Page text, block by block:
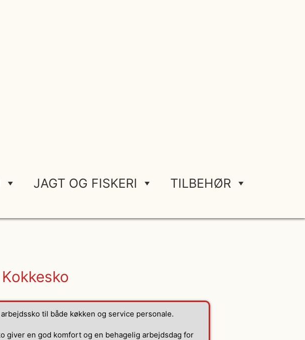
JAGT OG FISKERI TILBEHØR
Kokkesko
til både køkken og service personale.
giver en god komfort og en behagelig arbejdsdag for